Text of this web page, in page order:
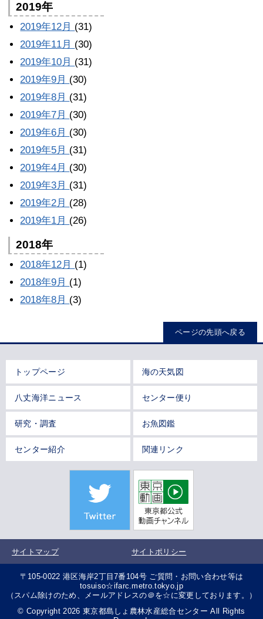
2019年
2019年12月 (31)
2019年11月 (30)
2019年10月 (31)
2019年9月 (30)
2019年8月 (31)
2019年7月 (30)
2019年6月 (30)
2019年5月 (31)
2019年4月 (30)
2019年3月 (31)
2019年2月 (28)
2019年1月 (26)
2018年
2018年12月 (1)
2018年9月 (1)
2018年8月 (3)
ページの先頭へ戻る
トップページ 海の天気図
八丈海洋ニュース センター便り
研究・調査 お魚図鑑
センター紹介 関連リンク
サイトマップ サイトポリシー
〒105-0022 港区海岸2丁目7番104号 ご質問・お問い合わせ等は
tosuiso☆ifarc.metro.tokyo.jp
（スパム除けのため、メールアドレスの＠を☆に変更しております。）
© Copyright 2026 東京都島しょ農林水産総合センター All Rights